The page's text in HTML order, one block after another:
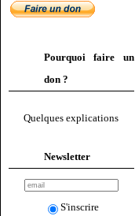
Pourquoi faire un
don ?
Quelques explications
Newsletter
S'inscrire